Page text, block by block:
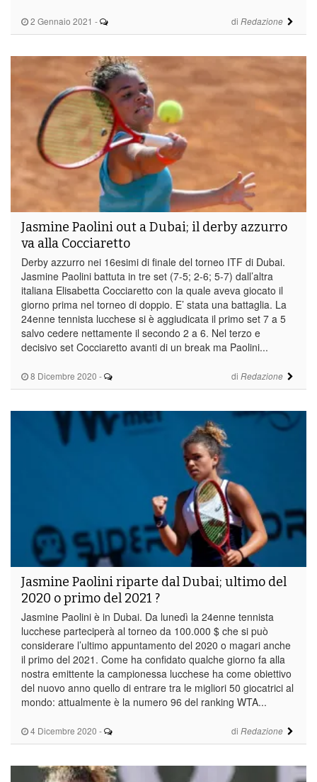
2 Gennaio 2021 - di Redazione
8 Dicembre 2020 - di Redazione
Jasmine Paolini out a Dubai; il derby azzurro
va alla Cocciaretto
Derby azzurro nei 16esimi di finale del torneo ITF di Dubai.
Jasmine Paolini battuta in tre set (7-5; 2-6; 5-7) dall’altra
italiana Elisabetta Cocciaretto con la quale aveva giocato il
giorno prima nel torneo di doppio. E’ stata una battaglia. La
24enne tennista lucchese si è aggiudicata il primo set 7 a 5
salvo cedere nettamente il secondo 2 a 6. Nel terzo e
decisivo set Cocciaretto avanti di un break ma Paolini...
4 Dicembre 2020 - di Redazione
Jasmine Paolini riparte dal Dubai; ultimo del
2020 o primo del 2021 ?
Jasmine Paolini è in Dubai. Da lunedì la 24enne tennista
lucchese parteciperà al torneo da 100.000 $ che si può
considerare l’ultimo appuntamento del 2020 o magari anche
il primo del 2021. Come ha confidato qualche giorno fa alla
nostra emittente la campionessa lucchese ha come obiettivo
del nuovo anno quello di entrare tra le migliori 50 giocatrici al
mondo: attualmente è la numero 96 del ranking WTA...